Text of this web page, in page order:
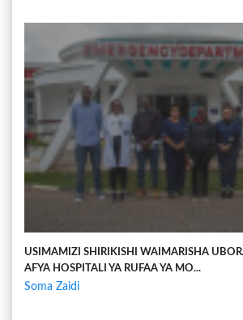
USIMAMIZI SHIRIKISHI WAIMARISHA
AFYA HOSPITALI YA RUFAA YA MO...
Soma Zaidi